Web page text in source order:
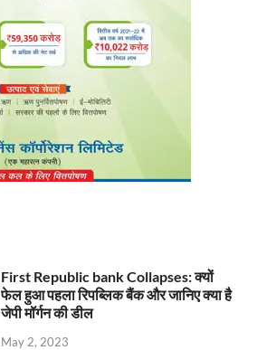
First Republic bank Collapses: क्यों
फेल हुआ पहला रिपब्लिक बैंक और जानिए क्या है
जेपी मॉर्गन की डील
May 2, 2023